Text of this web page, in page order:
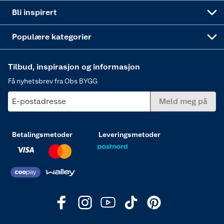
Bli inspirert
Populære kategorier
Tilbud, inspirasjon og informasjon
Få nyhetsbrev fra Obs BYGG
E-postadresse Meld meg på
Betalingsmetoder Leveringsmetoder